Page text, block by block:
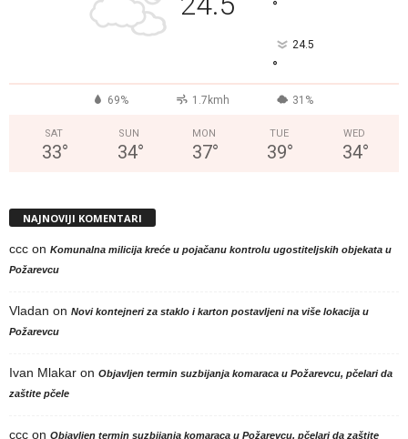
°
24.5
°
69% 1.7kmh 31%
SAT
33°
SUN
34°
MON
37°
TUE
39°
WED
34°
NAJNOVIJI KOMENTARI
ccc on Komunalna milicija kreće u pojačanu kontrolu ugostiteljskih objekata u
Požarevcu
Vladan on Novi kontejneri za staklo i karton postavljeni na više lokacija u
Požarevcu
Ivan Mlakar on Objavljen termin suzbijanja komaraca u Požarevcu, pčelari da
zaštite pčele
ccc on Objavljen termin suzbijanja komaraca u Požarevcu, pčelari da zaštite